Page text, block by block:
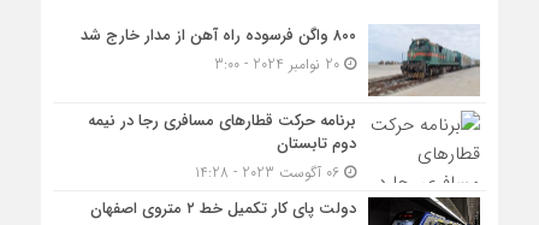
۸۰۰ واگن فرسوده راه آهن از مدار خارج شد
20 نوامبر 2024 - 3:00
برنامه حرکت قطارهای مسافری رجا در نیمه
دوم تابستان
06 آگوست 2023 - 14:28
دولت پای کار تکمیل خط ۲ متروی اصفهان